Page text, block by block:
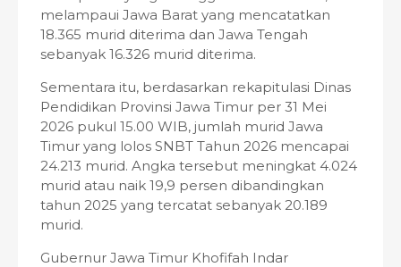
melampaui Jawa Barat yang mencatatkan
18.365 murid diterima dan Jawa Tengah
sebanyak 16.326 murid diterima.
Sementara itu, berdasarkan rekapitulasi Dinas
Pendidikan Provinsi Jawa Timur per 31 Mei
2026 pukul 15.00 WIB, jumlah murid Jawa
Timur yang lolos SNBT Tahun 2026 mencapai
24.213 murid. Angka tersebut meningkat 4.024
murid atau naik 19,9 persen dibandingkan
tahun 2025 yang tercatat sebanyak 20.189
murid.
Gubernur Jawa Timur Khofifah Indar